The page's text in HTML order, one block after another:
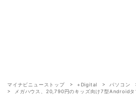
マイナビニューストップ +Digital パソコン
メガハウス、20,790円のキッズ向け7型Androidタ